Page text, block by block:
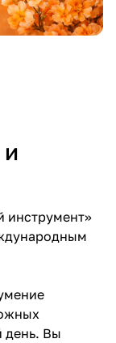
инструмент»
день. Вы